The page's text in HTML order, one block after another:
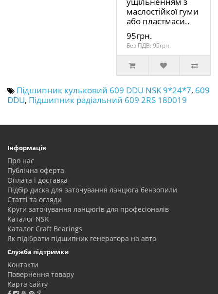
маслостійкої гуми
або пластмаси..
95грн.
Без ПДВ: 95грн.
Підшипник кульковий 609 DDU NSK 9*24*7, 609
DDU, Підшипник радіальний 609 2RS 180019
Інформація
Про нас
Публічна оферта
Оплата і доставка
Підбір диска для заточування ланцюга бензопили
Статті та огляди
Круги заточування ланцюгів для професіоналів
Каталог NSK
Каталог Craft Bearings
Як підібрати підшипник генератора на авто
Служба підтримки
Контакти
Повернення товару
Карта сайту